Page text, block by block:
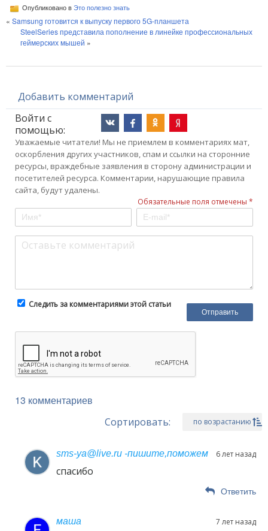
Опубликовано в Это полезно знать
« Samsung готовится к выпуску первого 5G-планшета
SteelSeries представила пополнение в линейке профессиональных
геймерских мышей »
Добавить комментарий
Войти с
помощью:
Уважаемые читатели! Мы не приемлем в комментариях мат,
оскорбления других участников, спам и ссылки на сторонние
ресурсы, враждебные заявления в сторону администрации и
посетителей ресурса. Комментарии, нарушающие правила
сайта, будут удалены.
Обязательные поля отмечены *
Следить за комментариями этой статьи
13 комментариев
Сортировать: по возрастанию
sms-ya@live.ru -пишите,поможем 6 лет назад
спасибо
Ответить
маша 7 лет назад